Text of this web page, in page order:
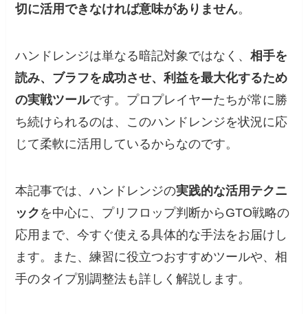
切に活用できなければ意味がありません。
ハンドレンジは単なる暗記対象ではなく、相手を
読み、ブラフを成功させ、利益を最大化するため
の実戦ツールです。プロプレイヤーたちが常に勝
ち続けられるのは、このハンドレンジを状況に応
じて柔軟に活用しているからなのです。
本記事では、ハンドレンジの実践的な活用テクニ
ック を中心に、プリフロップ判断からGTO戦略の
応用まで、今すぐ使える具体的な手法をお届けし
ます。また、練習に役立つおすすめツールや、相
手のタイプ別調整法も詳しく解説します。